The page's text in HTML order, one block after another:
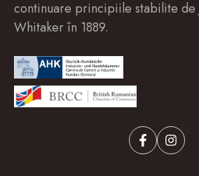
continuare principiile stabilite de
Whitaker în 1889.